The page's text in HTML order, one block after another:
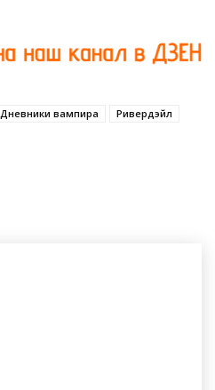
Дневники вампира
Ривердэйл